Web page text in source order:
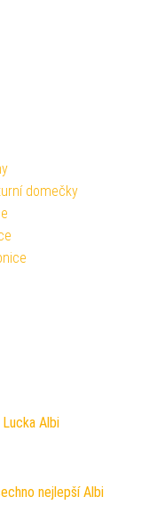
domečky
Albi
149 Kč.
nejlepší Albi